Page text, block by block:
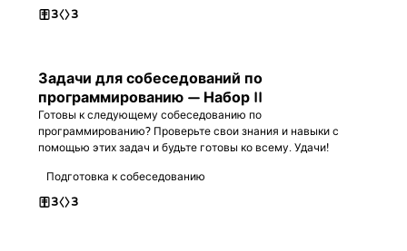
3 3
Задачи для собеседований по
программированию — Набор II
Готовы к следующему собеседованию по
программированию? Проверьте свои знания и навыки с
помощью этих задач и будьте готовы ко всему. Удачи!
Подготовка к собеседованию
3 3